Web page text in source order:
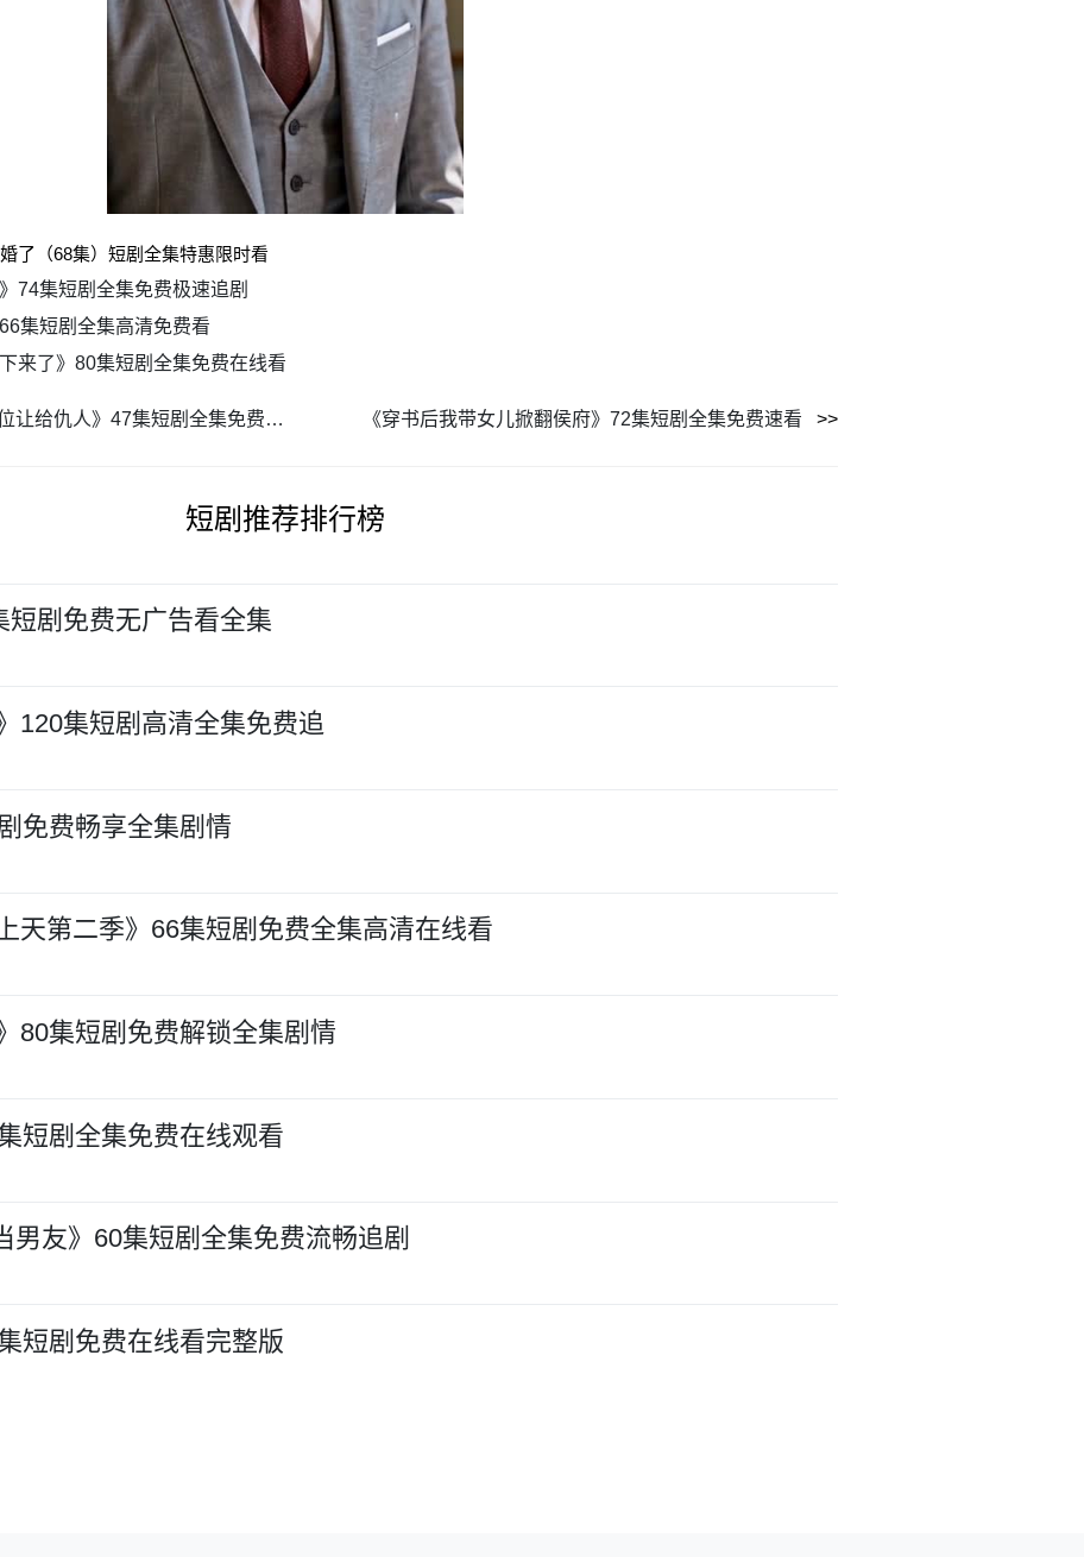
了（68集）短剧全集特惠限时看
74集短剧全集免费极速追剧
集短剧全集高清免费看
来了》80集短剧全集免费在线看
《重生选妃宴，我把太子妃位让给仇人》47集短剧全集免费无广告观看 《穿书后我带女儿掀翻侯府》72集短剧全集免费速看
短剧推荐排行榜
短剧免费无广告看全集
120集短剧高清全集免费追
免费畅享全集剧情
天第二季》66集短剧免费全集高清在线看
80集短剧免费解锁全集剧情
短剧全集免费在线观看
男友》60集短剧全集免费流畅追剧
短剧免费在线看完整版